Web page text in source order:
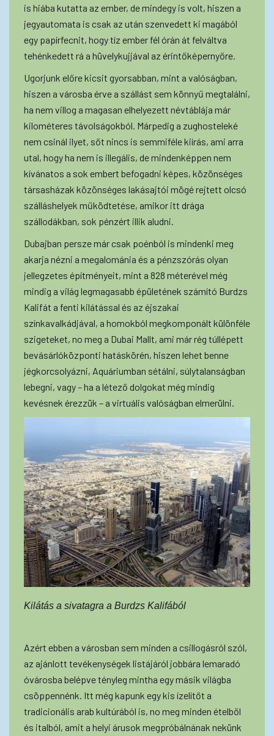
is hiába kutatta az ember, de mindegy is volt, hiszen a
jegyautomata is csak az után szenvedett ki magából
egy papírfecnit, hogy tíz ember fél órán át felváltva
tehénkedett rá a hüvelykujjával az érintőképernyőre.
Ugorjunk előre kicsit gyorsabban, mint a valóságban,
hiszen a városba érve a szállást sem könnyű megtalálni,
ha nem villog a magasan elhelyezett névtáblája már
kilométeres távolságokból. Márpedig a zughosteleké
nem csinál ilyet, sőt nincs is semmiféle kiírás, ami arra
utal, hogy ha nem is illegális, de mindenképpen nem
kívánatos a sok embert befogadni képes, közönséges
társasházak közönséges lakásajtói mögé rejtett olcsó
szálláshelyek működtetése, amikor itt drága
szállodákban, sok pénzért illik aludni.
Dubajban persze már csak poénból is mindenki meg
akarja nézni a megalománia és a pénzszórás olyan
jellegzetes építményeit, mint a 828 méterével még
mindig a világ legmagasabb épületének számító Burdzs
Kalifát a fenti kilátással és az éjszakai
színkavalkádjával, a homokból megkomponált különféle
szigeteket, no meg a Dubai Mallt, ami már rég túllépett
bevásárlóközponti hatáskörén, hiszen lehet benne
jégkorcsolyázni, Aquáriumban sétálni, súlytalanságban
lebegni, vagy – ha a létező dolgokat még mindig
kevésnek érezzük – a virtuális valóságban elmerülni.
Kilátás a sivatagra a Burdzs Kalifából
Azért ebben a városban sem minden a csillogásról szól,
az ajánlott tevékenységek listájáról jobbára lemaradó
óvárosba belépve tényleg mintha egy másik világba
csöppennénk. Itt még kapunk egy kis ízelítőt a
tradicionális arab kultúrából is, no meg minden ételből
és italból, amit a helyi árusok megpróbálnának nekünk